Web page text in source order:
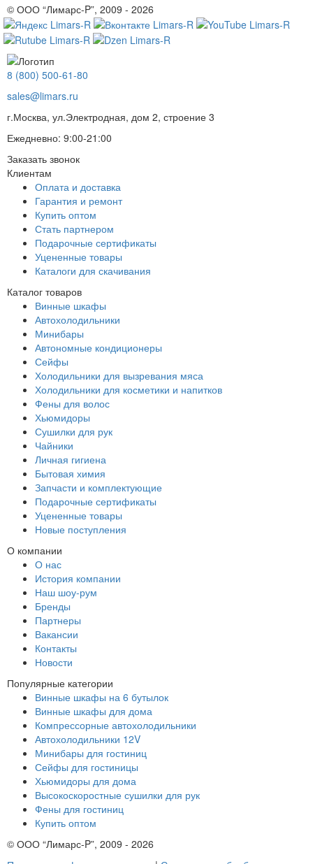
© ООО “Лимарс-P”, 2009 - 2026
8 (800) 500-61-80
sales@limars.ru
г.Москва, ул.Электродная, дом 2, строение 3
Ежедневно: 9:00-21:00
Заказать звонок
Клиентам
Оплата и доставка
Гарантия и ремонт
Купить оптом
Стать партнером
Подарочные сертификаты
Уцененные товары
Каталоги для скачивания
Каталог товаров
Винные шкафы
Автохолодильники
Минибары
Автономные кондиционеры
Сейфы
Холодильники для вызревания мяса
Холодильники для косметики и напитков
Фены для волос
Хьюмидоры
Сушилки для рук
Чайники
Личная гигиена
Бытовая химия
Запчасти и комплектующие
Подарочные сертификаты
Уцененные товары
Новые поступления
О компании
О нас
История компании
Наш шоу-рум
Бренды
Партнеры
Вакансии
Контакты
Новости
Популярные категории
Винные шкафы на 6 бутылок
Винные шкафы для дома
Компрессорные автохолодильники
Автохолодильники 12V
Минибары для гостиниц
Сейфы для гостиницы
Хьюмидоры для дома
Высокоскоростные сушилки для рук
Фены для гостиниц
Купить оптом
© ООО “Лимарс-P”, 2009 - 2026